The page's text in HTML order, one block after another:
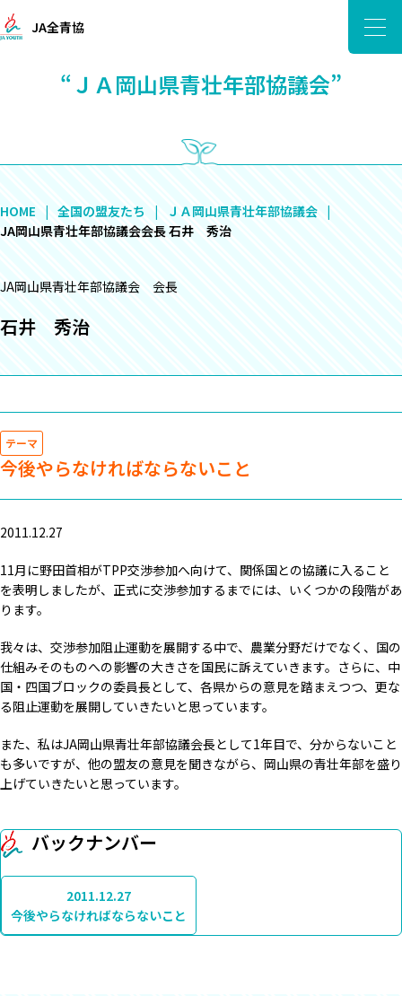
JA全青協
“ＪＡ岡山県青壮年部協議会”
HOME 全国の盟友たち
ＪＡ岡山県青壮年部協議会
JA岡山県青壮年部協議会会長 石井 秀治
JA岡山県青壮年部協議会 会長
石井 秀治
テーマ
今後やらなければならないこと
2011.12.27
11月に野田首相がTPP交渉参加へ向けて、関係国との協議に入ること
を表明しましたが、正式に交渉参加するまでには、いくつかの段階があ
ります。
我々は、交渉参加阻止運動を展開する中で、農業分野だけでなく、国の
仕組みそのものへの影響の大きさを国民に訴えていきます。さらに、中
国・四国ブロックの委員長として、各県からの意見を踏まえつつ、更な
る阻止運動を展開していきたいと思っています。
また、私はJA岡山県青壮年部協議会長として1年目で、分からないこと
も多いですが、他の盟友の意見を聞きながら、岡山県の青壮年部を盛り
上げていきたいと思っています。
バックナンバー
2011.12.27
今後やらなければならないこと